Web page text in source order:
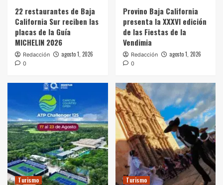
22 restaurantes de Baja
California Sur reciben las
placas de la Guía
MICHELIN 2026
Redacción agosto 1, 2026
0
Provino Baja California
presenta la XXXVI edición
de las Fiestas de la
Vendimia
Redacción agosto 1, 2026
0
Turismo Turismo